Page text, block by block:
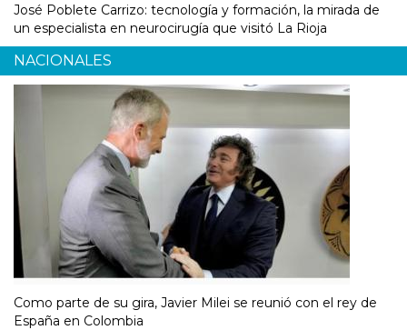
José Poblete Carrizo: tecnología y formación, la mirada de
un especialista en neurocirugía que visitó La Rioja
NACIONALES
Como parte de su gira, Javier Milei se reunió con el rey de
España en Colombia